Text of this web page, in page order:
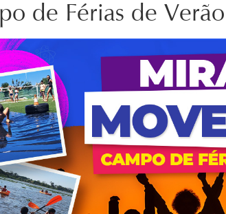
de Férias de